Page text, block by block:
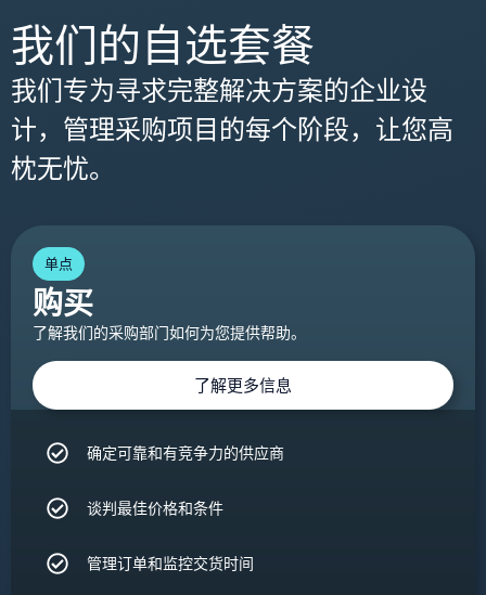
我们的自选套餐
我们专为寻求完整解决方案的企业设
计，管理采购项目的每个阶段，让您高
枕无忧。
单点
购买
了解我们的采购部门如何为您提供帮助。
了解更多信息
确定可靠和有竞争力的供应商
谈判最佳价格和条件
管理订单和监控交货时间